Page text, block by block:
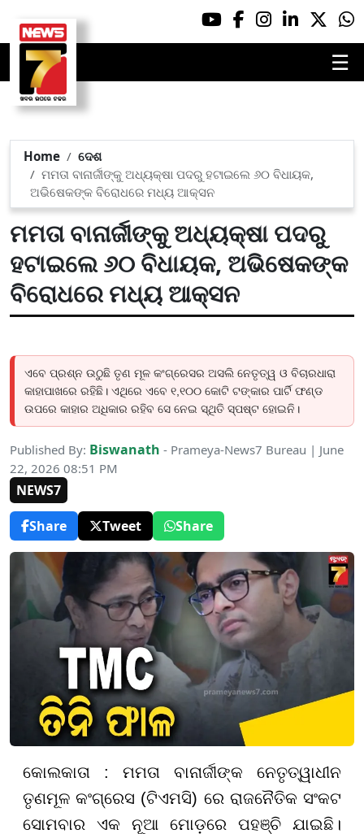
☰
Home
ଦେଶ
ମମତା ବାନାର୍ଜୀଙ୍କୁ ଅଧ୍ୟକ୍ଷା ପଦରୁ ହଟାଇଲେ ୬୦ ବିଧାୟକ,
ଅଭିଷେକଙ୍କ ବିରୋଧରେ ମଧ୍ୟ ଆକ୍ସନ
ମମତା ବାନାର୍ଜୀଙ୍କୁ ଅଧ୍ୟକ୍ଷା ପଦରୁ
ହଟାଇଲେ ୬୦ ବିଧାୟକ, ଅଭିଷେକଙ୍କ
ବିରୋଧରେ ମଧ୍ୟ ଆକ୍ସନ
ଏବେ ପ୍ରଶ୍ନ ଉଠୁଛି ତୃଣ ମୂଳ କଂଗ୍ରେସର ଅସଲି ନେତୃତ୍ୱ ଓ ବିଚାରଧାରା
କାହାପାଖରେ ରହିଛି। ଏଥିରେ ଏବେ ୧,୧୦୦ କୋଟି ଟଙ୍କାର ପାର୍ଟି ଫଣ୍ଡ
ଉପରେ କାହାର ଅଧିକାର ରହିବ ସେ ନେଇ ସ୍ଥିତି ସ୍ପଷ୍ଟ ହୋଇନି।
Published By: Biswanath - Prameya-News7 Bureau | June
22, 2026 08:51 PM
NEWS7
Share
Tweet Share
କୋଲକାତା : ମମତା ବାନାର୍ଜୀଙ୍କ ନେତୃତ୍ୱାଧୀନ
ତୃଣମୂଳ କଂଗ୍ରେସ (ଟିଏମସି) ରେ ରାଜନୈତିକ ସଂକଟ
ସୋମବାର ଏକ ନୂଆ ମୋଡ଼ରେ ପହଞ୍ଚି ଯାଇଛି।